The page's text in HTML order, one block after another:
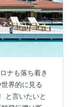
ナも落ち着き
界的に見る
と言いたいと